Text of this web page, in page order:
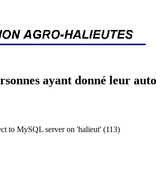
ayant donné leur
to MySQL server on 'halieut' (113)